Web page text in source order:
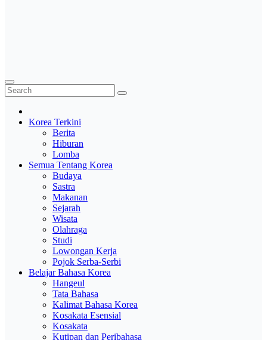
Korea Terkini
Berita
Hiburan
Lomba
Semua Tentang Korea
Budaya
Sastra
Makanan
Sejarah
Wisata
Olahraga
Studi
Lowongan Kerja
Pojok Serba-Serbi
Belajar Bahasa Korea
Hangeul
Tata Bahasa
Kalimat Bahasa Korea
Kosakata Esensial
Kosakata
Kutipan dan Peribahasa